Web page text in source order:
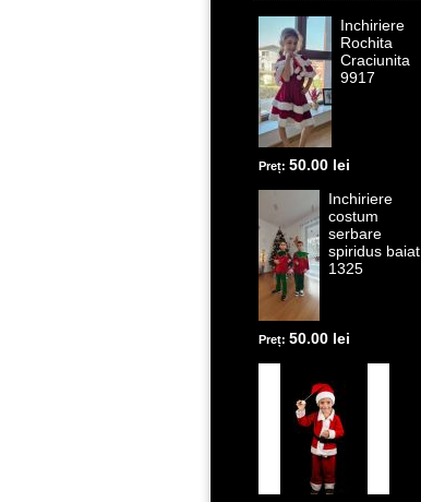
Inchiriere
Rochita
Craciunita
9917
Preț: 50.00 lei
Inchiriere
costum
serbare
spiridus baiat
1325
Preț: 50.00 lei